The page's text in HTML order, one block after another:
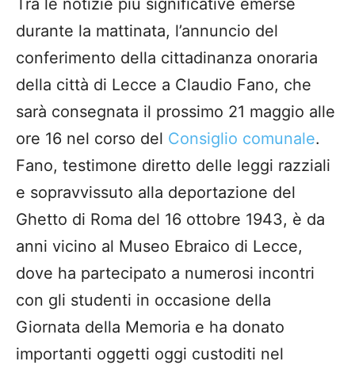
Tra le notizie più significative emerse
durante la mattinata, l’annuncio del
conferimento della cittadinanza onoraria
della città di Lecce a Claudio Fano, che
sarà consegnata il prossimo 21 maggio alle
ore 16 nel corso del Consiglio comunale.
Fano, testimone diretto delle leggi razziali
e sopravvissuto alla deportazione del
Ghetto di Roma del 16 ottobre 1943, è da
anni vicino al Museo Ebraico di Lecce,
dove ha partecipato a numerosi incontri
con gli studenti in occasione della
Giornata della Memoria e ha donato
importanti oggetti oggi custoditi nel